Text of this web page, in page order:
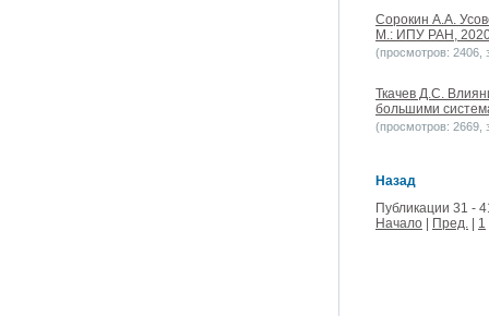
Сорокин А.А.
М.: ИПУ РАН,
(просмотров: 2406,
Ткачев Д.С.
большими
(просмотров: 2669,
Назад
Публикации 31 -
Начало
Пред. 1